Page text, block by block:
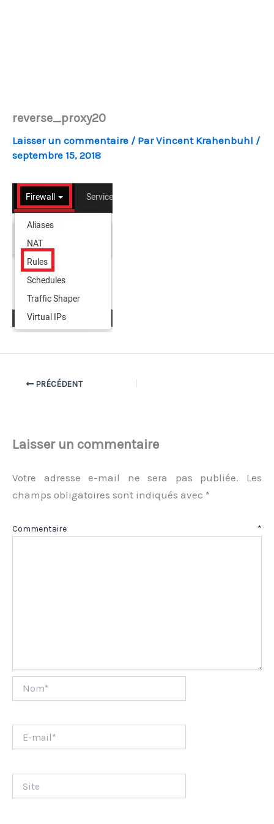
reverse_proxy20
Laisser un commentaire / ParVincent Krahenbuhl /
septembre 15, 2018
PRÉCÉDENT
Laisser un commentaire
Votre adresse e-mail ne sera pas publiée.
Les
champs obligatoires sont indiqués avec *
Commentaire *
mail*